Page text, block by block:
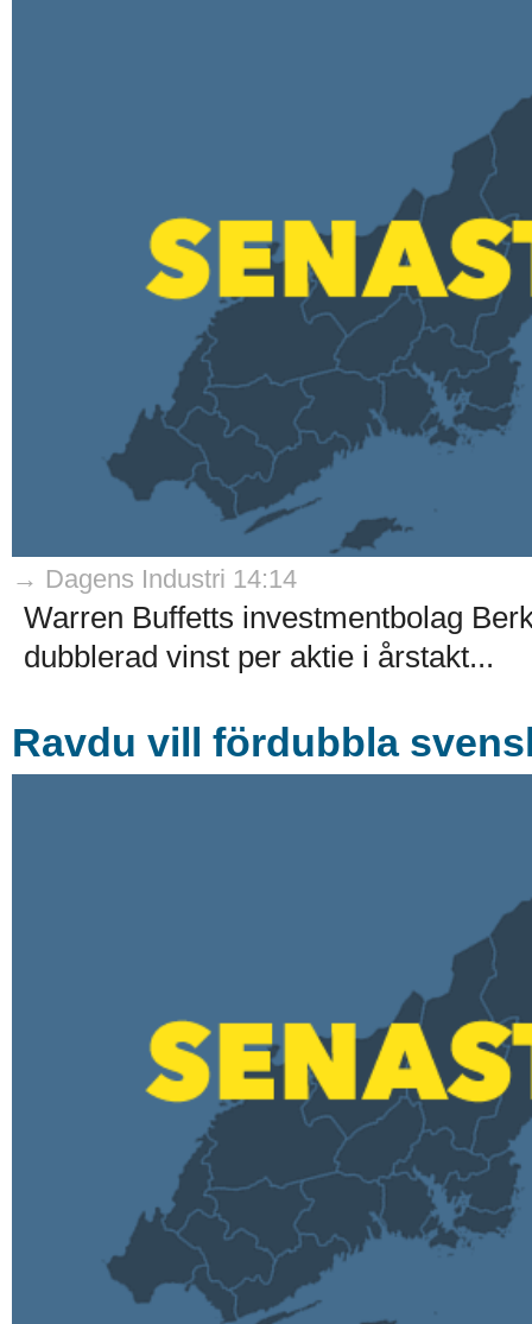
→ Dagens Industri 14:14
Warren Buffetts investmentbolag
dubblerad vinst per aktie i årstakt...
Ravdu vill fördubbla